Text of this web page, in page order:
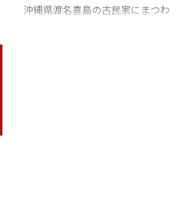
沖縄県渡名喜島の古民家にまつわ